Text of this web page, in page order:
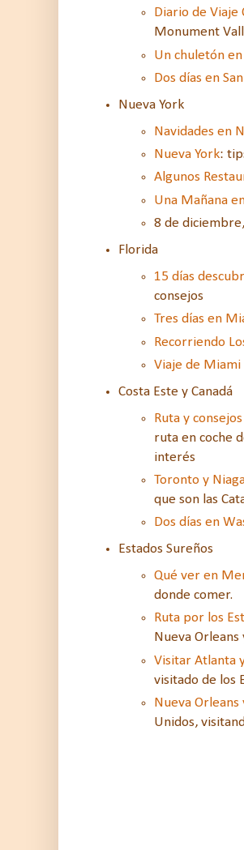
Diario de Viaje
Monument
Un chuletón
Dos días en
Nueva York
Navidades en
Nueva York:
Algunos
Una Mañana
8 de
Florida
15 días
consejos
Tres días en
Recorriendo
Viaje de Miami
Costa Este y Canadá
Ruta y
ruta en coche
interés
Toronto y
que son las
Dos días en
Estados Sureños
Qué ver en
donde comer.
Ruta por los
Nueva
Visitar Atlanta
visitado de los
Nueva
Unidos,